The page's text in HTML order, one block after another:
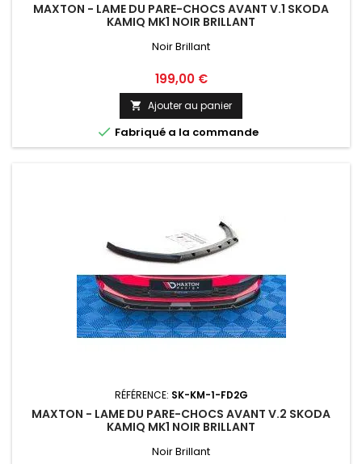
MAXTON - LAME DU PARE-CHOCS AVANT V.1 SKODA
KAMIQ MK1 NOIR BRILLANT
Noir Brillant
Prix
199,00 €
 Ajouter au panier
 Fabriqué a la commande
RÉFÉRENCE: SK-KM-1-FD2G
MAXTON - LAME DU PARE-CHOCS AVANT V.2 SKODA
KAMIQ MK1 NOIR BRILLANT
Noir Brillant